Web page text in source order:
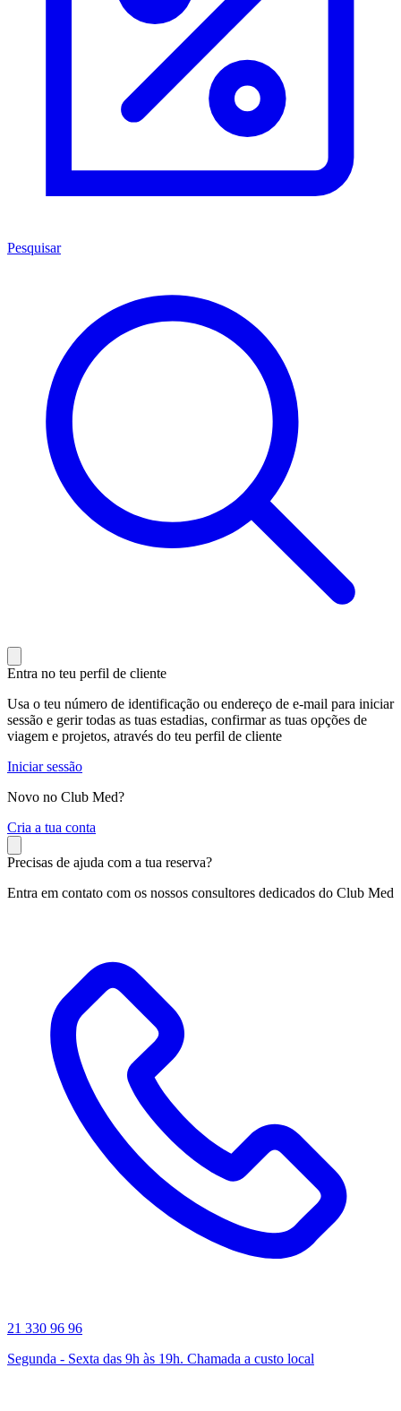
Pesquisar
Entra no teu perfil de cliente
Usa o teu número de identificação ou endereço de e-mail para iniciar
sessão e gerir todas as tuas estadias, confirmar as tuas opções de
viagem e projetos, através do teu perfil de cliente
Iniciar sessão
Novo no Club Med?
Cria a tua conta
Precisas de ajuda com a tua reserva?
Entra em contato com os nossos consultores dedicados do Club Med
21 330 96 96
Segunda - Sexta das 9h às 19h. Chamada a custo local